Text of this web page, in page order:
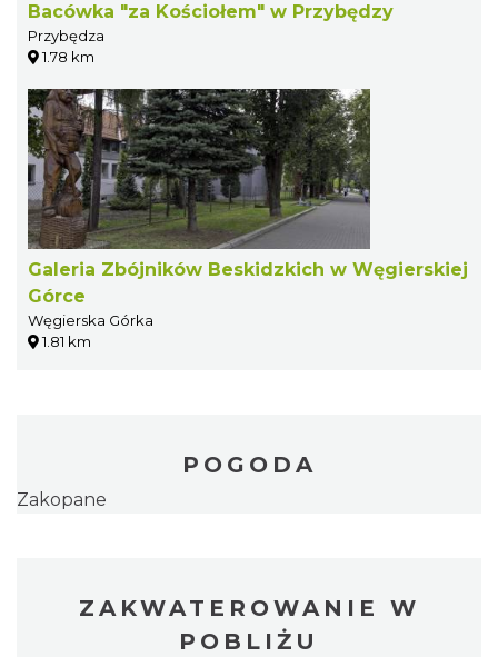
Bacówka "za Kościołem" w Przybędzy
Przybędza
1.78 km
Galeria Zbójników Beskidzkich w Węgierskiej
Górce
Węgierska Górka
1.81 km
POGODA
Zakopane
ZAKWATEROWANIE W
POBLIŻU